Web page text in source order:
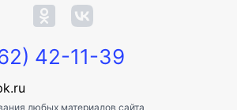
42-11-39
любых материалов сайта